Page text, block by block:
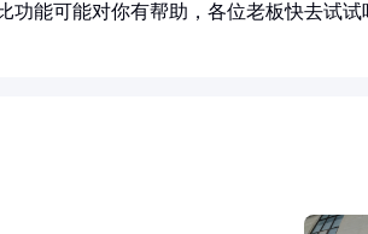
功能可能对你有帮助，各位老板快去试试